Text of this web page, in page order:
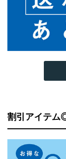
割引アイテム